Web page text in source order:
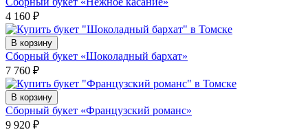
4 160 ₽
В корзину
Сборный букет «Шоколадный бархат»
7 760 ₽
В корзину
Сборный букет «Французский романс»
9 920 ₽